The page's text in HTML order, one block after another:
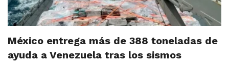
México entrega más de 388 toneladas de
ayuda a Venezuela tras los sismos